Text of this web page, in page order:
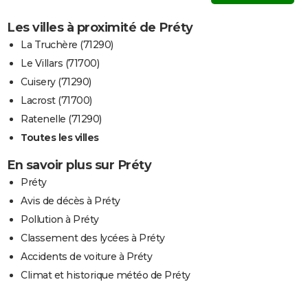
Les villes à proximité de Préty
La Truchère (71290)
Le Villars (71700)
Cuisery (71290)
Lacrost (71700)
Ratenelle (71290)
Toutes les villes
En savoir plus sur Préty
Préty
Avis de décès à Préty
Pollution à Préty
Classement des lycées à Préty
Accidents de voiture à Préty
Climat et historique météo de Préty